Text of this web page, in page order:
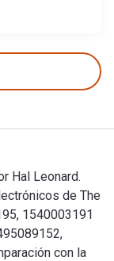
Hal Leonard.
de The
1540003191
con la